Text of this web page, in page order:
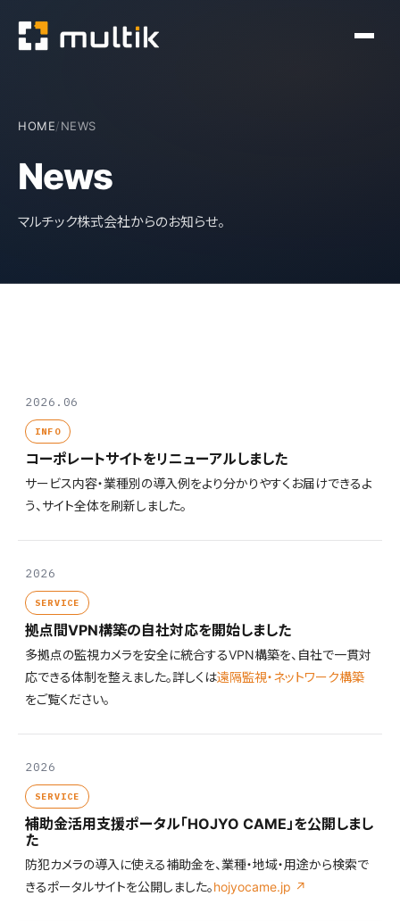
HOME/NEWS
News
マルチック株式会社からのお知らせ。
2026.06
INFO
コーポレートサイトをリニューアルしました
サービス内容・業種別の導入例をより分かりやすくお届けできるよ
う、サイト全体を刷新しました。
2026
SERVICE
拠点間VPN構築の自社対応を開始しました
多拠点の監視カメラを安全に統合するVPN構築を、自社で一貫対
応できる体制を整えました。詳しくは遠隔監視・ネットワーク構築
をご覧ください。
2026
SERVICE
補助金活用支援ポータル「HOJYO CAME」を公開しまし
た
防犯カメラの導入に使える補助金を、業種・地域・用途から検索で
きるポータルサイトを公開しました。hojyocame.jp ↗